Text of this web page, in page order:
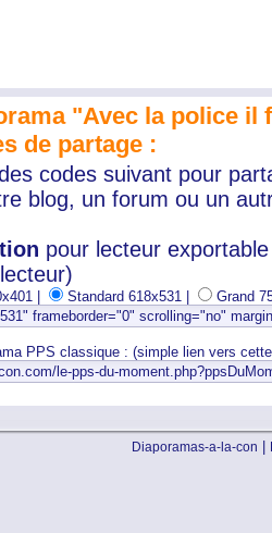
"Avec la police il
de partage :
codes suivant pour
blog, un forum ou un
pour lecteur
| Standard 618x531 | Grand
PPS classique : (simple lien vers
Diaporamas-a-la-con